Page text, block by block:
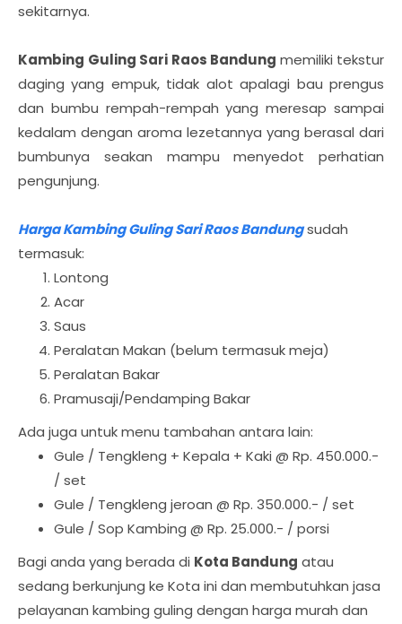
sekitarnya.
Kambing Guling Sari Raos Bandung memiliki tekstur
daging yang empuk, tidak alot apalagi bau prengus
dan bumbu rempah-rempah yang meresap sampai
kedalam dengan aroma lezetannya yang berasal dari
bumbunya seakan mampu menyedot perhatian
pengunjung.
Harga Kambing Guling Sari Raos Bandungsudah
termasuk:
Lontong
Acar
Saus
Peralatan Makan (belum termasuk meja)
Peralatan Bakar
Pramusaji/Pendamping Bakar
Ada juga untuk menu tambahan antara lain:
Gule / Tengkleng + Kepala + Kaki @ Rp. 450.000.-
/ set
Gule / Tengkleng jeroan @ Rp. 350.000.- / set
Gule / Sop Kambing @ Rp. 25.000.- / porsi
Bagi anda yang berada di Kota Bandung atau
sedang berkunjung ke Kota ini dan membutuhkan jasa
pelayanan kambing guling dengan harga murah dan